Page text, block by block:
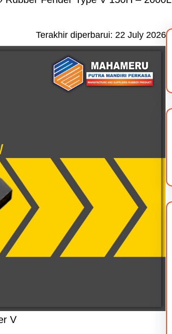
Terakhir diperbarui: 22 July 2026
V